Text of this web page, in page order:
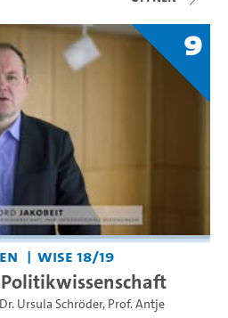
9
WiSe 18/19
Ursula Schröder, Prof. Antje